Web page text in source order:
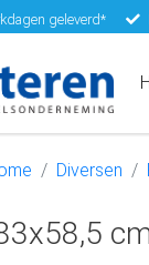
geleverd*
Diversen